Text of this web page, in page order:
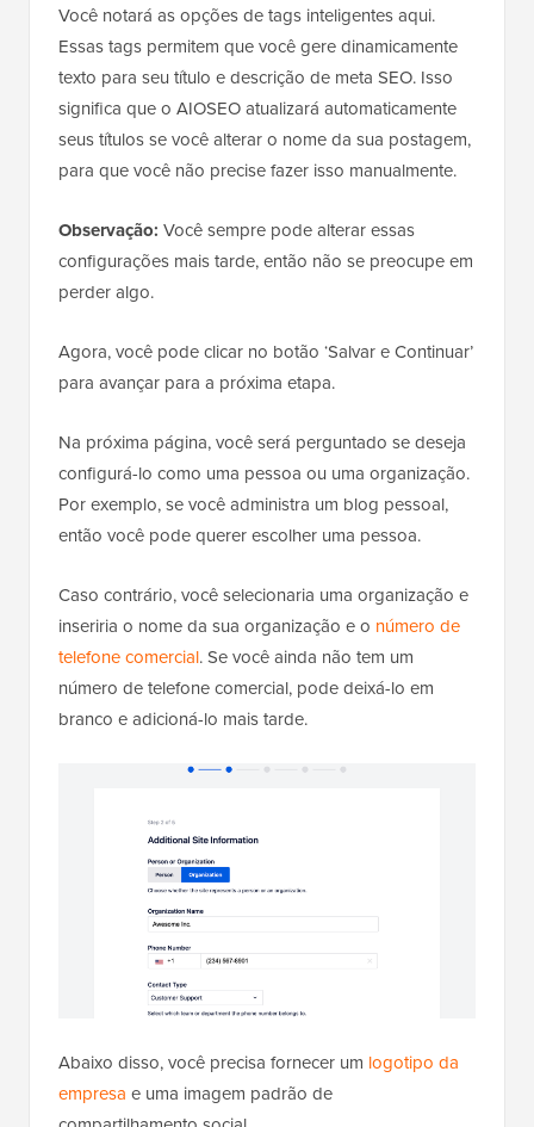
Você notará as opções de tags inteligentes aqui.
Essas tags permitem que você gere dinamicamente
texto para seu título e descrição de meta SEO. Isso
significa que o AIOSEO atualizará automaticamente
seus títulos se você alterar o nome da sua postagem,
para que você não precise fazer isso manualmente.
Observação: Você sempre pode alterar essas
configurações mais tarde, então não se preocupe em
perder algo.
Agora, você pode clicar no botão ‘Salvar e Continuar’
para avançar para a próxima etapa.
Na próxima página, você será perguntado se deseja
configurá-lo como uma pessoa ou uma organização.
Por exemplo, se você administra um blog pessoal,
então você pode querer escolher uma pessoa.
Caso contrário, você selecionaria uma organização e
inseriria o nome da sua organização e o número de
telefone comercial. Se você ainda não tem um
número de telefone comercial, pode deixá-lo em
branco e adicioná-lo mais tarde.
Abaixo disso, você precisa fornecer um logotipo da
empresa e uma imagem padrão de